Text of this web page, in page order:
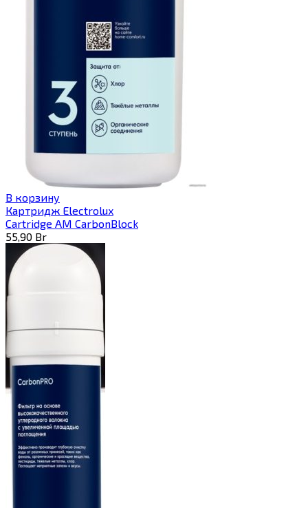
В корзину
Картридж Electrolux
Cartridge AM CarbonBlock
55,90 Br